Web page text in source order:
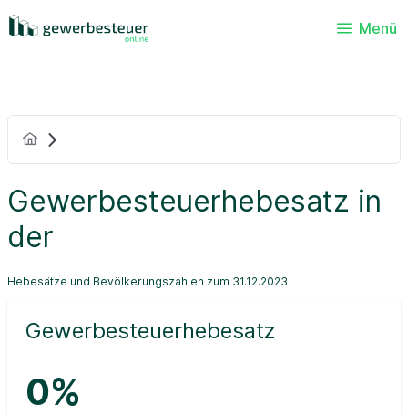
Menü
Gewerbesteuerhebesatz in
der
Hebesätze und Bevölkerungszahlen zum 31.12.2023
Gewerbesteuerhebesatz
0%